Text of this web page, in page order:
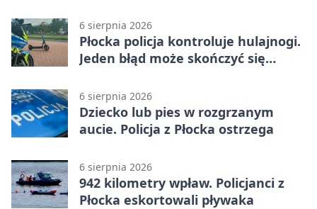
6 sierpnia 2026
Płocka policja kontroluje hulajnogi.
Jeden błąd może skończyć się
6 sierpnia 2026
Dziecko lub pies w rozgrzanym
aucie. Policja z Płocka ostrzega
6 sierpnia 2026
942 kilometry wpław. Policjanci z
Płocka eskortowali pływaka